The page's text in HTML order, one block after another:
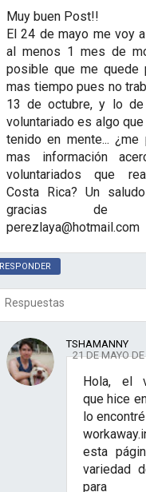
Muy buen Post!!
El 24 de mayo me voy
al menos 1 mes de
posible que me quede
mas tiempo pues no
13 de octubre, y lo de
voluntariado es algo
tenido en mente... ¿me
mas información
voluntariados que
Costa Rica? Un
gracias de
perezlaya@hotmail.com
RESPONDER
Respuestas
TSHAMANNY
21 DE MAYO
Hola, el
que hice
lo
esta
variedad
para